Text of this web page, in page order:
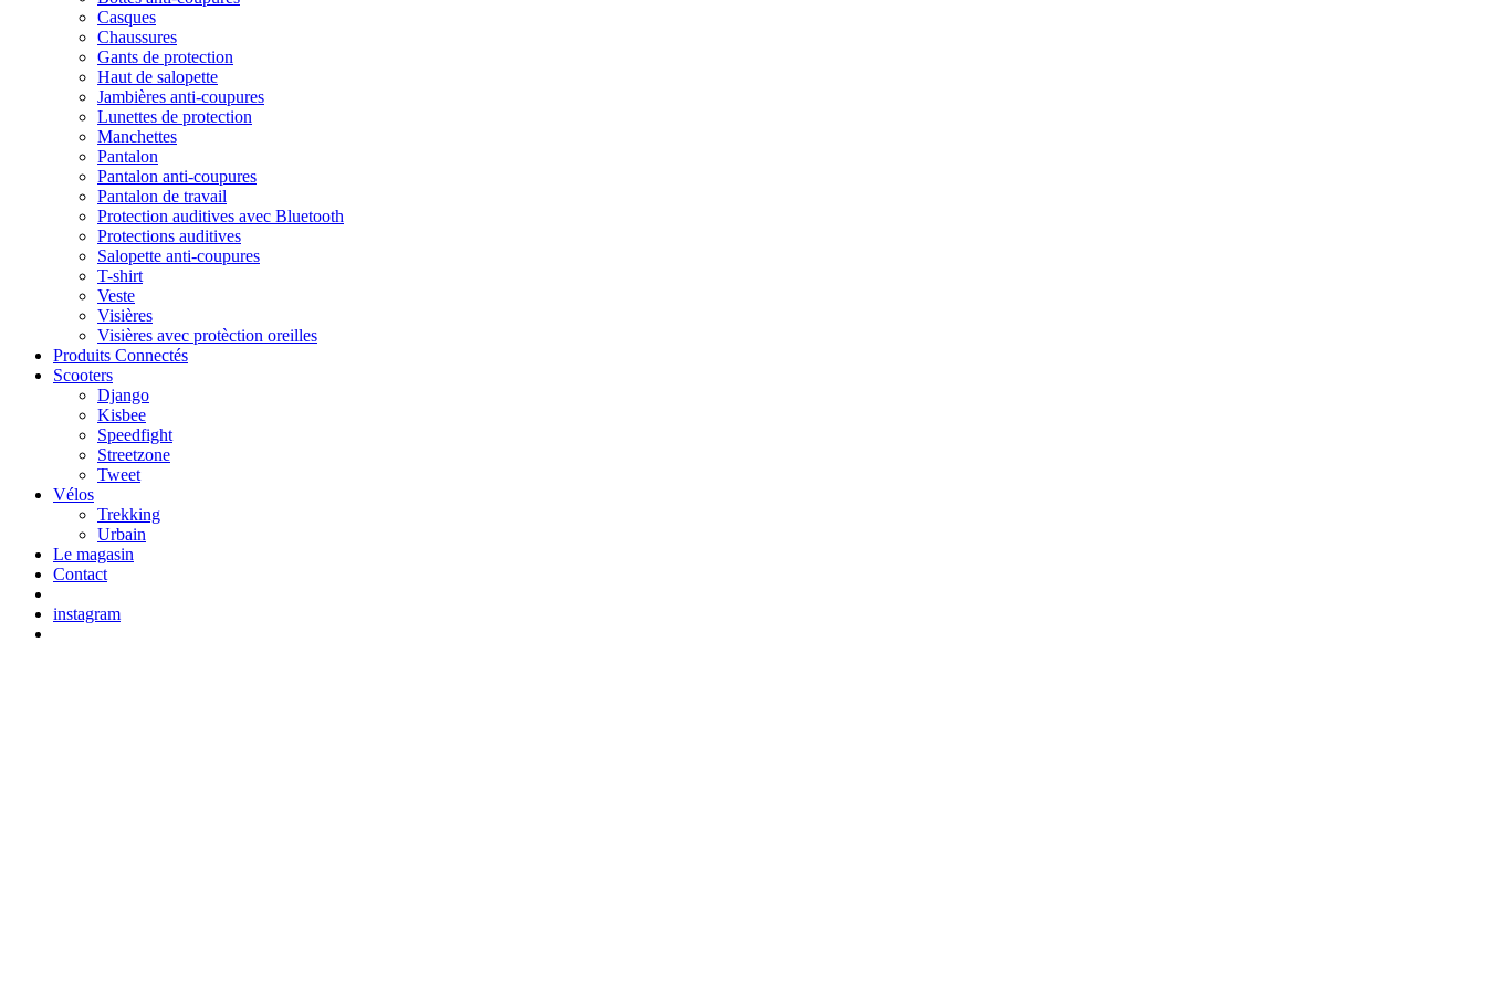
Casques
Chaussures
Gants de protection
Haut de salopette
Jambières anti-coupures
Lunettes de protection
Manchettes
Pantalon
Pantalon anti-coupures
Pantalon de travail
Protection auditives avec Bluetooth
Protections auditives
Salopette anti-coupures
T-shirt
Veste
Visières
Visières avec protèction oreilles
Produits Connectés
Scooters
Django
Kisbee
Speedfight
Streetzone
Tweet
Vélos
Trekking
Urbain
Le magasin
Contact
instagram